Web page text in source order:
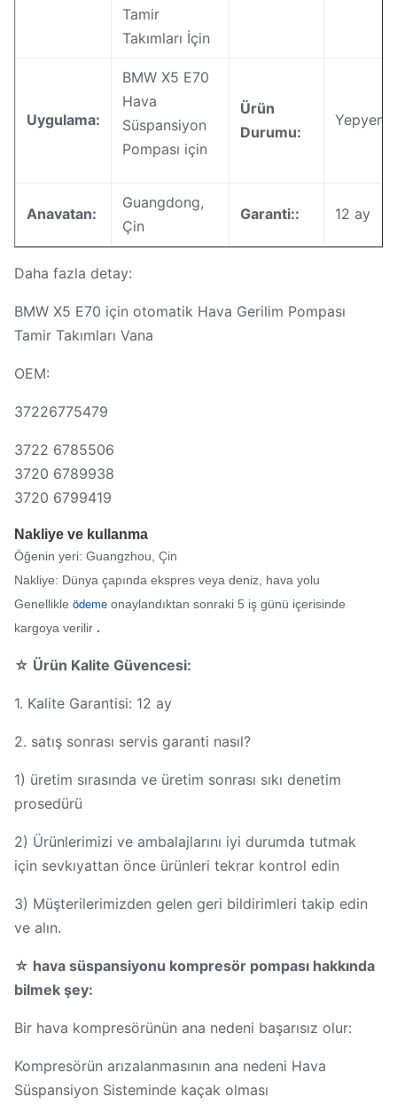
Tamir
Takımları İçin
Uygulama:
BMW X5 E70
Hava
Süspansiyon
Pompası için
Ürün
Durumu:
Yepyeni
Anavatan:
Guangdong,
Çin
Garanti:: 12 ay
Daha fazla detay:
BMW X5 E70 için otomatik Hava Gerilim Pompası
Tamir Takımları Vana
OEM:
37226775479
3722 6785506
3720 6789938
3720 6799419
Nakliye ve kullanma
Öğenin yeri: Guangzhou, Çin
Nakliye: Dünya çapında ekspres veya deniz, hava yolu
Genellikle ödeme onaylandıktan sonraki 5 iş günü içerisinde
kargoya verilir .
☆ Ürün Kalite Güvencesi:
1. Kalite Garantisi: 12 ay
2. satış sonrası servis garanti nasıl?
1) üretim sırasında ve üretim sonrası sıkı denetim
prosedürü
2) Ürünlerimizi ve ambalajlarını iyi durumda tutmak
için sevkıyattan önce ürünleri tekrar kontrol edin
3) Müşterilerimizden gelen geri bildirimleri takip edin
ve alın.
☆ hava süspansiyonu kompresör pompası hakkında
bilmek şey:
Bir hava kompresörünün ana nedeni başarısız olur:
Kompresörün arızalanmasının ana nedeni Hava
Süspansiyon Sisteminde kaçak olması